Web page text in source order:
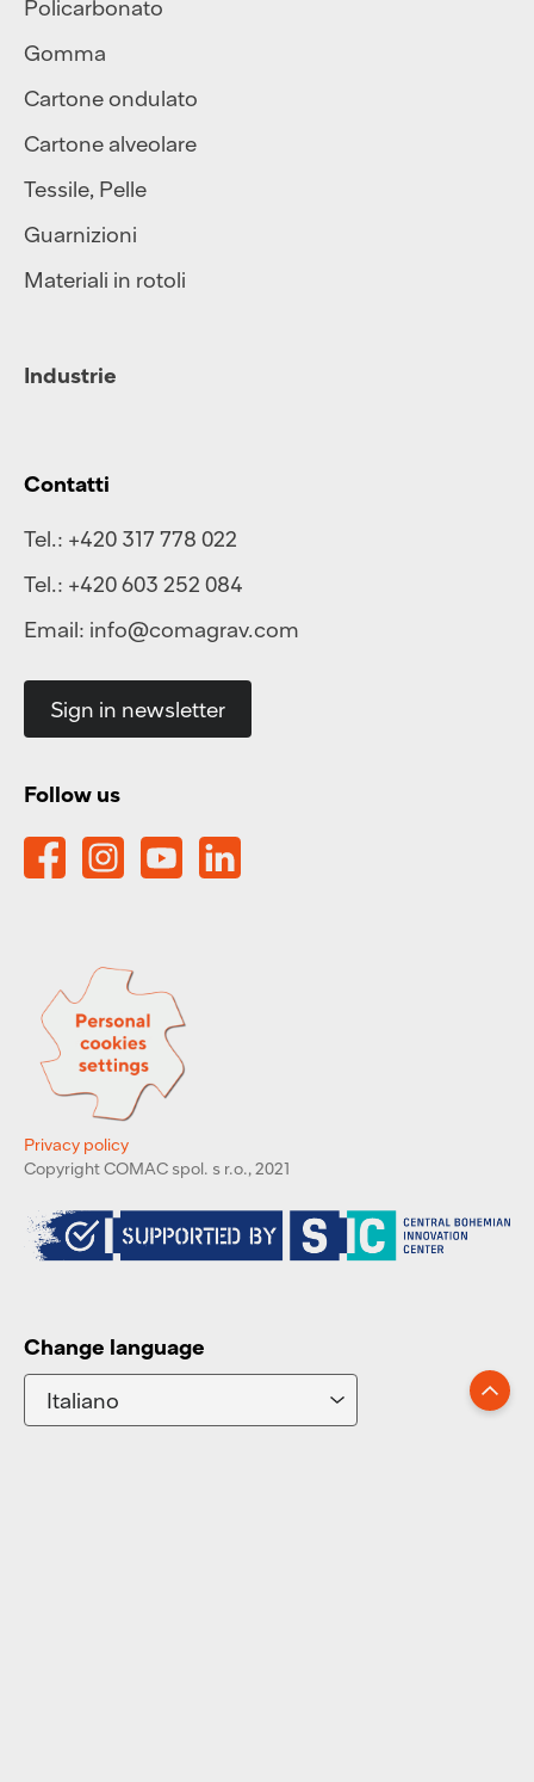
Policarbonato
Gomma
Cartone ondulato
Cartone alveolare
Tessile, Pelle
Guarnizioni
Materiali in rotoli
Industrie
Contatti
Tel.: +420 317 778 022
Tel.: +420 603 252 084
Email: info@comagrav.com
Sign in newsletter
Follow us
Privacy policy
Copyright COMAC spol. s r.o., 2021
Change language
Go up